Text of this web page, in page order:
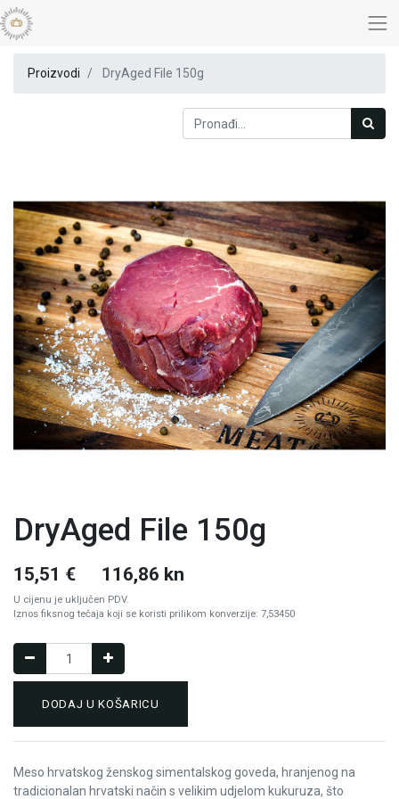
Proizvodi DryAged File 150g
DryAged File 150g
15,51 € 116,86 kn
U cijenu je uključen PDV.
Iznos fiksnog tečaja koji se koristi prilikom konverzije: 7,53450
DODAJ U KOŠARICU
Meso hrvatskog ženskog simentalskog goveda, hranjenog na
tradicionalan hrvatski način s velikim udjelom kukuruza, što